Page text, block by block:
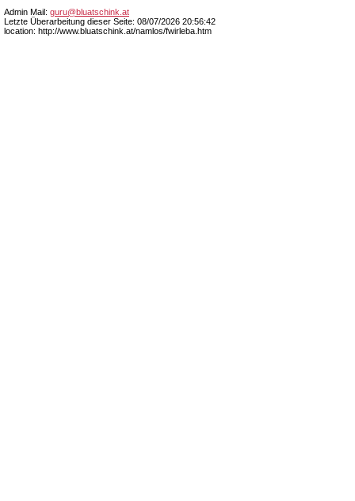
Admin Mail: guru@bluatschink.at
Letzte Überarbeitung dieser Seite: 08/07/2026 20:56:42
location: http://www.bluatschink.at/namlos/fwirleba.htm